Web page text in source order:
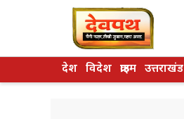
देश विदेश क्राइम उत्तराखंड